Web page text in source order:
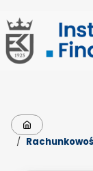
Skip
to
content
Skip
to
menu
Strona główna
/